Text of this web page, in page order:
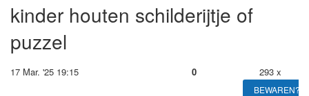
kinder houten schilderijtje of
puzzel
17 Mar. '25 19:15 0 293 x
BEWAREN?